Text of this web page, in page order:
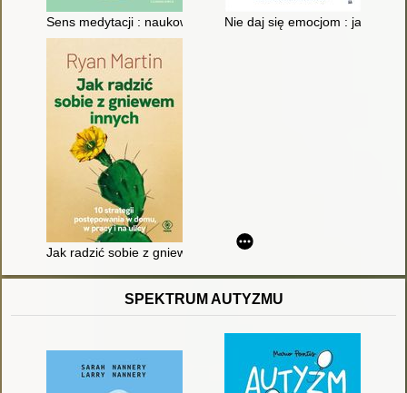
Sens medytacji : naukowy i praktyczny przewodnik
Nie daj się emocjom : jak
Jak radzić sobie z gniewem innych : 10 strategii
SPEKTRUM AUTYZMU